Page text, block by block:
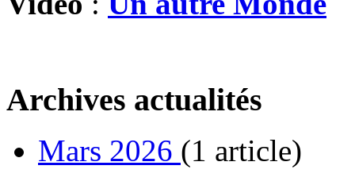
Archives actualités
Mars 2026 (1 article)